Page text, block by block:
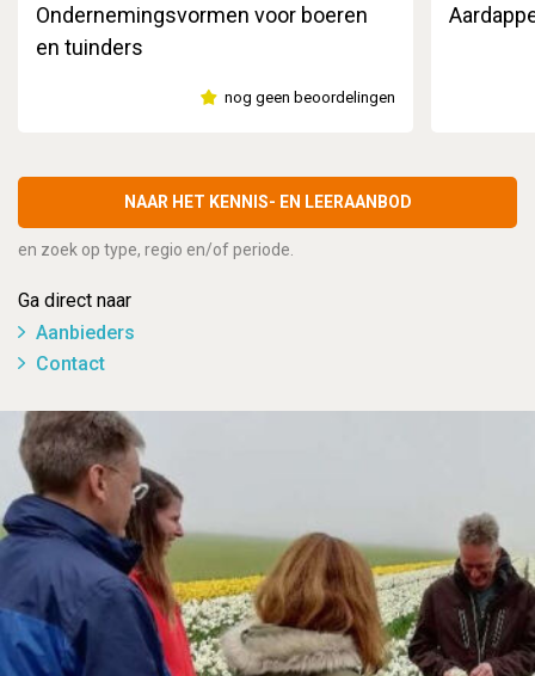
Ondernemingsvormen voor boeren
en tuinders
nog geen beoordelingen
NAAR HET KENNIS- EN LEERAANBOD
en zoek op type, regio en/of periode.
Ga direct naar
Aanbieders
Contact